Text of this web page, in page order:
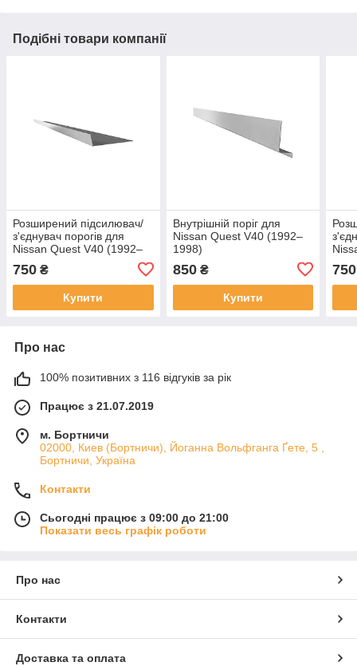
Подібні товари компанії
Розширений підсилювач/
з'єднувач порогів для
Nissan Quest V40 (1992–
750 ₴
Купити
Внутрішній поріг для
Nissan Quest V40 (1992–
1998)
850₴
Купити
750
Про нас
100% позитивних з 116 відгуків за рік
Працює з 21.07.2019
м. Бортничи
02000, Киев (Бортничи), Йоганна Вольфганга Ґете, 5 ,
Бортничи, Україна
Контакти
Сьогодні працює з 09:00 до 21:00
Показати весь графік роботи
Про нас
Контакти
Доставка та оплата